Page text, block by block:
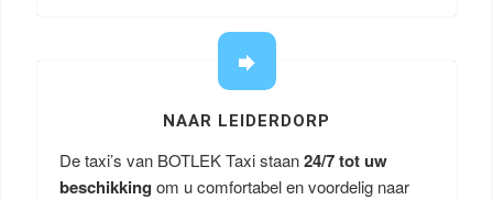
NAAR LEIDERDORP
De taxi’s van BOTLEK Taxi staan24/7 tot uw
beschikking om u comfortabel en voordelig naar